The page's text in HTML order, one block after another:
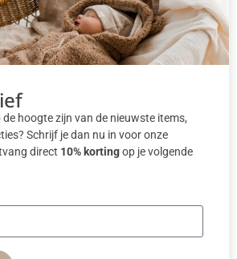
de hoogte zijn van de nieuwste items,
Schrijf je dan nu in voor onze
direct 10% kortingop je volgende